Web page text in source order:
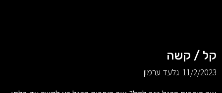
קל / קשה
11/2/2023 גלעד ערמון